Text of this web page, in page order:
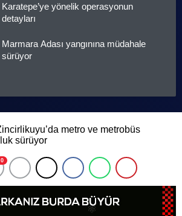
Karatepe’ye yönelik operasyonun
detayları
Marmara Adası yangınına müdahale
sürüyor
0